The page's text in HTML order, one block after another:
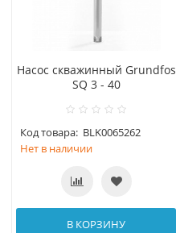
Насос скважинный Grundfos
SQ 3 - 40
Код товара: BLK0065262
Нет в наличии
В КОРЗИНУ